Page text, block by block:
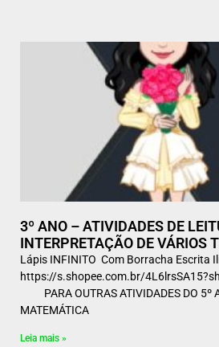
3º ANO – ATIVIDADES DE
INTERPRETAÇÃO DE VÁRIOS
Lápis INFINITO Com Borracha Escrita
https://s.shopee.com.br/
PARA OUTRAS ATIVIDADES DO 5º
MATEMÁTICA
Leia mais »